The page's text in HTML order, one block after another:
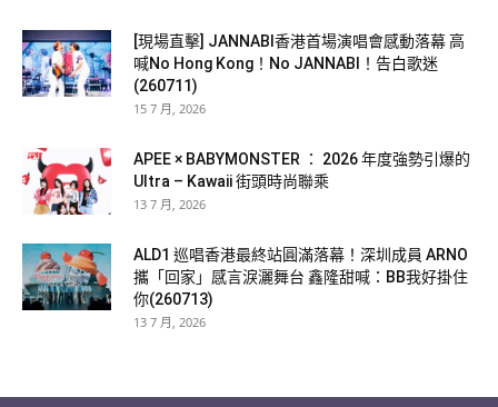
[現場直擊] JANNABI香港首場演唱會感動落幕 高
喊No Hong Kong！No JANNABI！告白歌迷
(260711)
15 7 月, 2026
APEE × BABYMONSTER ： 2026 年度強勢引爆的
Ultra – Kawaii 街頭時尚聯乘
13 7 月, 2026
ALD1 巡唱香港最終站圓滿落幕！深圳成員 ARNO
攜「回家」感言淚灑舞台 鑫隆甜喊：BB我好掛住
你(260713)
13 7 月, 2026